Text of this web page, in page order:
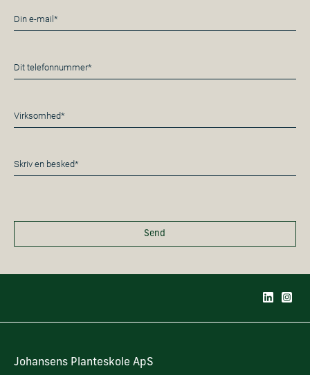
E-
mail
Telefon
*
Virksomhed*
*
Besked
*
Send
Johansens Planteskole ApS